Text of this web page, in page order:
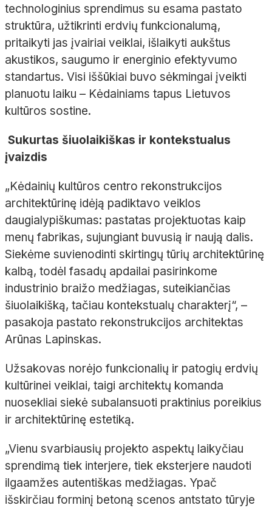
technologinius sprendimus su esama pastato
struktūra, užtikrinti erdvių funkcionalumą,
pritaikyti jas įvairiai veiklai, išlaikyti aukštus
akustikos, saugumo ir energinio efektyvumo
standartus. Visi iššūkiai buvo sėkmingai įveikti
planuotu laiku – Kėdainiams tapus Lietuvos
kultūros sostine.
Sukurtas šiuolaikiškas ir kontekstualus
įvaizdis
„Kėdainių kultūros centro rekonstrukcijos
architektūrinę idėją padiktavo veiklos
daugialypiškumas: pastatas projektuotas kaip
menų fabrikas, sujungiant buvusią ir naują dalis.
Siekėme suvienodinti skirtingų tūrių architektūrinę
kalbą, todėl fasadų apdailai pasirinkome
industrinio braižo medžiagas, suteikiančias
šiuolaikišką, tačiau kontekstualų charakterį“, –
pasakoja pastato rekonstrukcijos architektas
Arūnas Lapinskas.
Užsakovas norėjo funkcionalių ir patogių erdvių
kultūrinei veiklai, taigi architektų komanda
nuosekliai siekė subalansuoti praktinius poreikius
ir architektūrinę estetiką.
„Vienu svarbiausių projekto aspektų laikyčiau
sprendimą tiek interjere, tiek eksterjere naudoti
ilgaamžes autentiškas medžiagas. Ypač
išskirčiau forminį betoną scenos antstato tūryje